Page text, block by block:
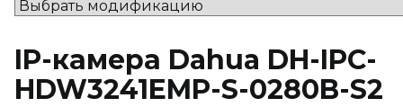
IP-камера Dahua DH-IPC-
HDW3241EMP-S-0280B-S2